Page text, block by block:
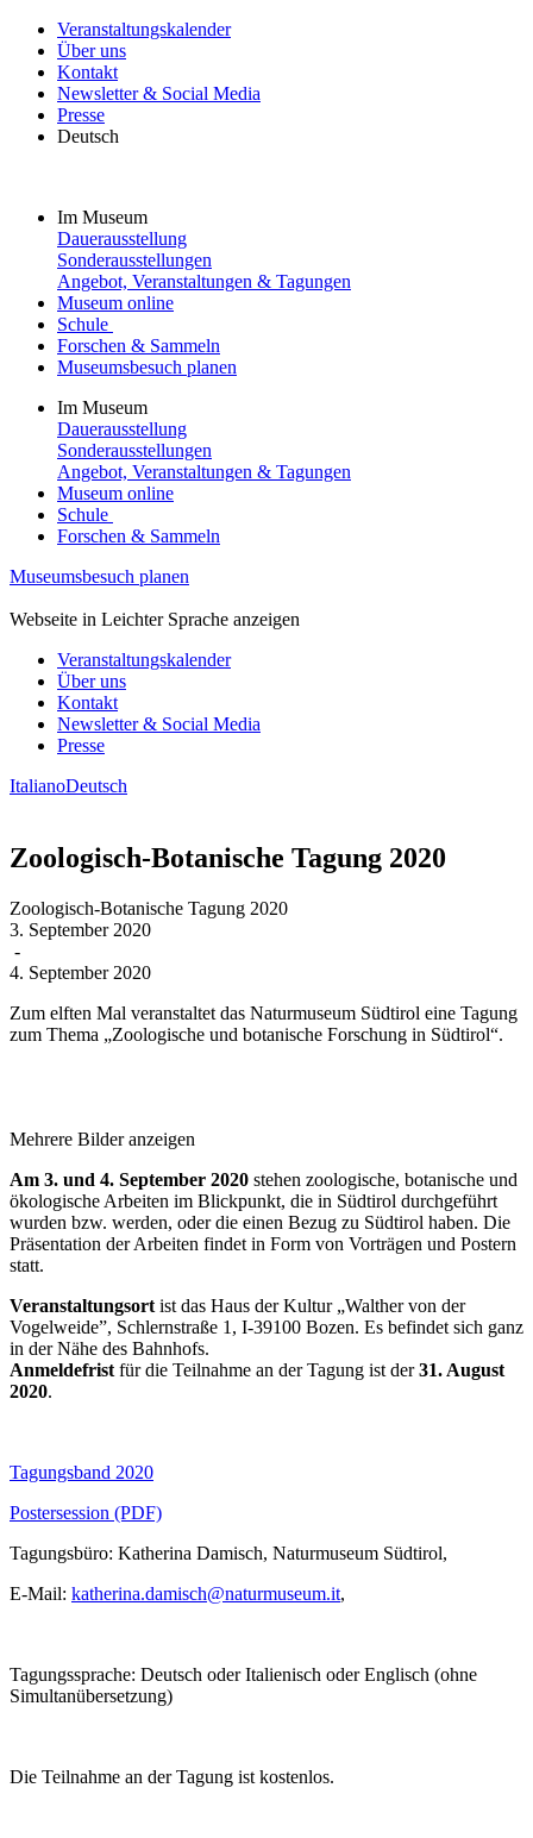
Veranstaltungskalender
Über uns
Kontakt
Newsletter & Social Media
Presse
Deutsch
Im Museum
Dauerausstellung
Sonderausstellungen
Angebot, Veranstaltungen & Tagungen
Museum online
Schule
Forschen & Sammeln
Museumsbesuch planen
Im Museum
Dauerausstellung
Sonderausstellungen
Angebot, Veranstaltungen & Tagungen
Museum online
Schule
Forschen & Sammeln
Museumsbesuch planen
Webseite in Leichter Sprache anzeigen
Veranstaltungskalender
Über uns
Kontakt
Newsletter & Social Media
Presse
ItalianoDeutsch
Zoologisch-Botanische Tagung 2020
Zoologisch-Botanische Tagung 2020
3. September 2020
-
4. September 2020
Zum elften Mal veranstaltet das Naturmuseum Südtirol eine Tagung
zum Thema „Zoologische und botanische Forschung in Südtirol“.
Mehrere Bilder anzeigen
Am 3. und 4. September 2020 stehen zoologische, botanische und
ökologische Arbeiten im Blickpunkt, die in Südtirol durchgeführt
wurden bzw. werden, oder die einen Bezug zu Südtirol haben. Die
Präsentation der Arbeiten findet in Form von Vorträgen und Postern
statt.
Veranstaltungsort ist das Haus der Kultur „Walther von der
Vogelweide”, Schlernstraße 1, I-39100 Bozen. Es befindet sich ganz
in der Nähe des Bahnhofs.
Anmeldefrist für die Teilnahme an der Tagung ist der31. August
2020.
Tagungsband 2020
Postersession (PDF)
Tagungsbüro: Katherina Damisch, Naturmuseum Südtirol,
E-Mail: katherina.damisch@naturmuseum.it,
Tagungssprache: Deutsch oder Italienisch oder Englisch (ohne
Simultanübersetzung)
Die Teilnahme an der Tagung ist kostenlos.